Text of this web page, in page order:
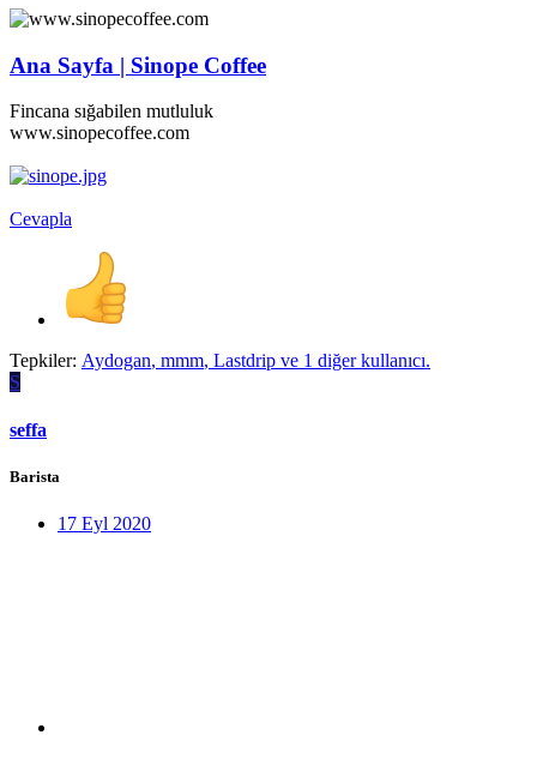
Ana Sayfa | Sinope Coffee
Fincana sığabilen mutluluk
www.sinopecoffee.com
Cevapla
Tepkiler: Aydogan, mmm, Lastdrip ve 1 diğer kullanıcı.
S
seffa
Barista
17 Eyl 2020